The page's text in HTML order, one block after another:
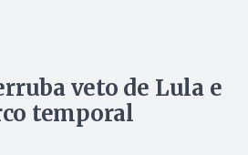
veto de Lula e
temporal